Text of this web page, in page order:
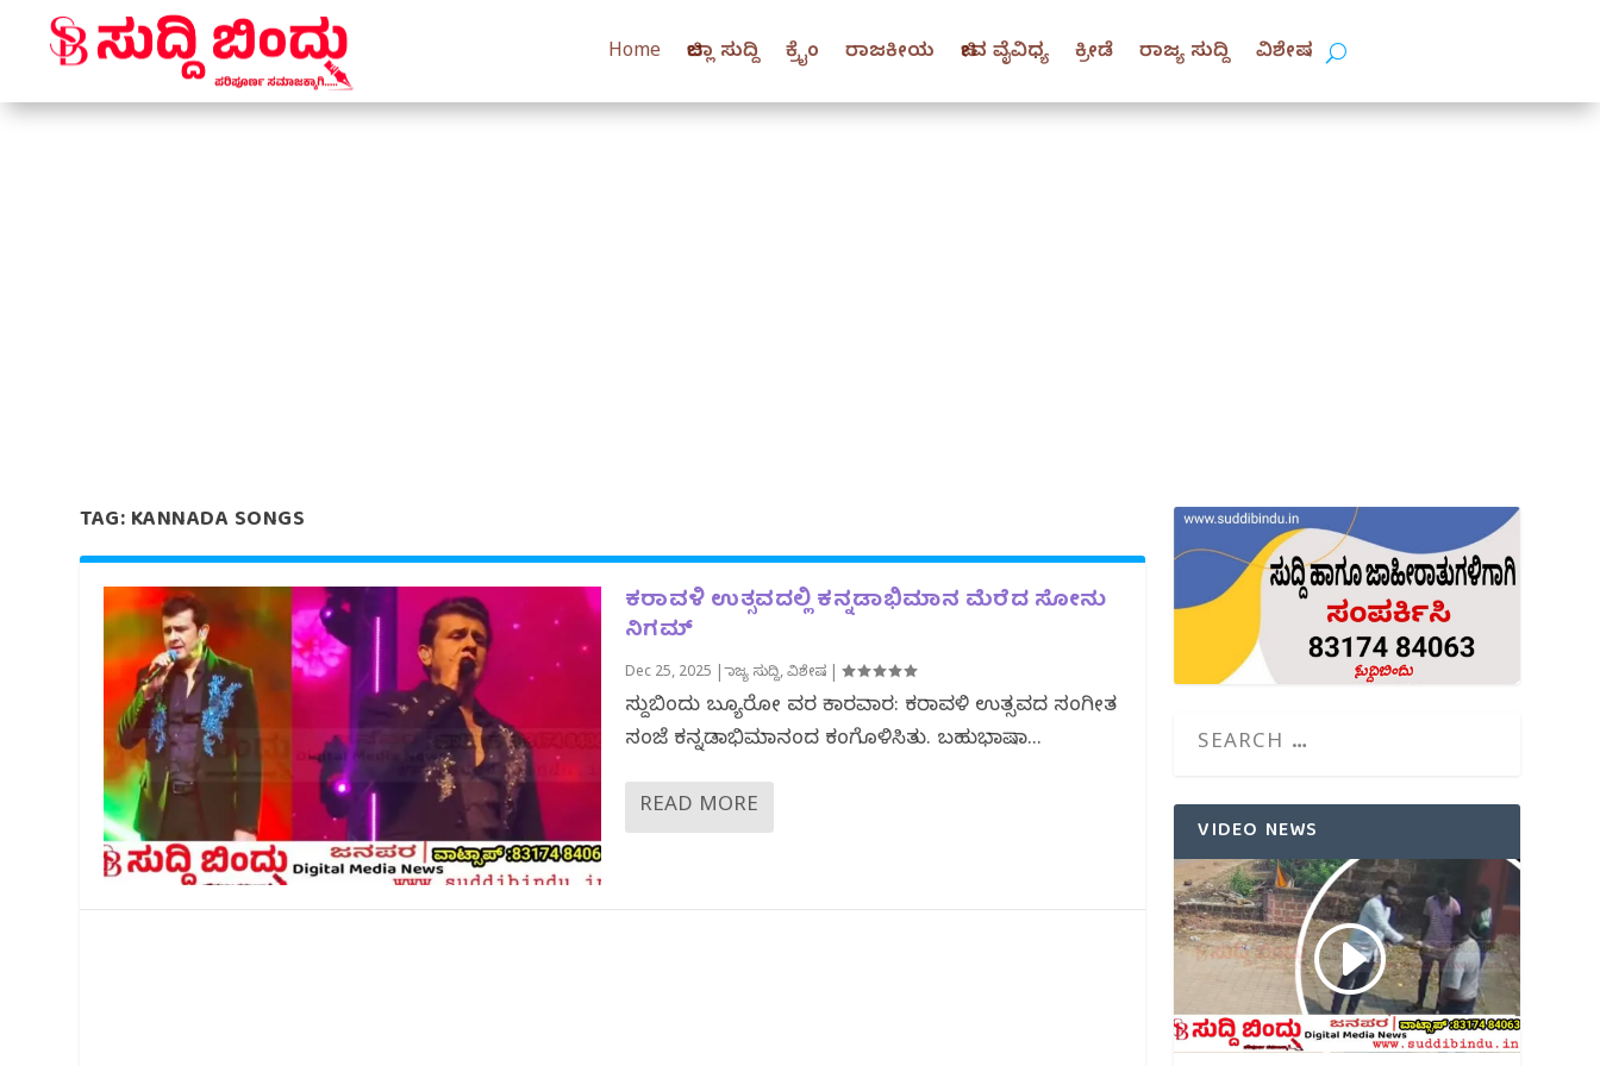
Home ಜಿಲ್ಲಾ ಸುದ್ದಿ ಕ್ರೈಂ ರಾಜಕೀಯ ಜೀವ ವೈವಿಧ್ಯ ಕ್ರೀಡೆ ರಾಜ್ಯ ಸುದ್ದಿ ವಿಶೇಷ
TAG:KANNADA SONGS
ಕರಾವಳಿ ಉತ್ಸವದಲ್ಲಿ ಕನ್ನಡಾಭಿಮಾನ ಮೆರೆದ ಸೋನು
ನಿಗಮ್
Dec 25, 2025 |ರಾಜ್ಯ ಸುದ್ದಿ,ವಿಶೇಷ|
ಸುದ್ದಿಬಿಂದು ಬ್ಯೂರೋ ವರದಿ ಕಾರವಾರ: ಕರಾವಳಿ ಉತ್ಸವದ ಸಂಗೀತ
ಸಂಜೆ ಕನ್ನಡಾಭಿಮಾನದಿಂದ ಕಂಗೊಳಿಸಿತು. ಬಹುಭಾಷಾ...
READ MORE
VIDEO NEWS